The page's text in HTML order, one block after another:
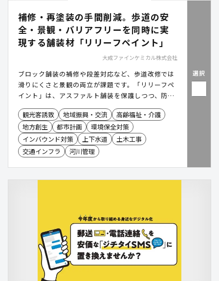
補修・再塗装の手間削減。歩道の安
全・景観・バリアフリーを同時に実
現する舗装材「リリーフペイント」
大成ファインケミカル株式会社
ブロック舗装の補修や段差対応など、歩道改修では
滑りにくさと景観の両立が課題です。「リリーフペ
イント」は、アスファルト舗装を保護しつつ、防滑
性とデザイン性を短工期で実現する舗装工法。高い
耐候性とほとんど段差のない仕上げで転倒リスクと
維持コストを同時に軽減します。公園・歩道・公共
施設など、幅広い場所で導入が進む安全で美しい舗
装技術です。
観光客誘致 地域振興・交流
高齢福祉・介護
地方創生
都市計画
環境保全対策
インバウンド対策
上下水道
土木工事
交通インフラ
河川管理
選択